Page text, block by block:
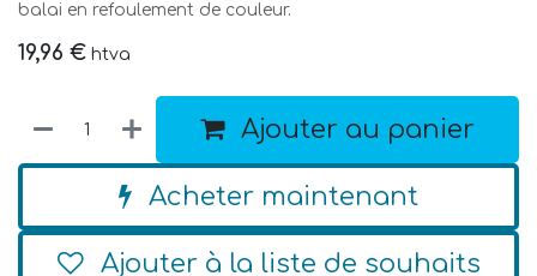
balai en refoulement de couleur.
19,96 € htva
Ajouter au panier
Acheter maintenant
Ajouter à la liste de souhaits